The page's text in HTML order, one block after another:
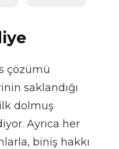
çözümü
saklandığı
dolmuş
Ayrıca her
biniş hakkı